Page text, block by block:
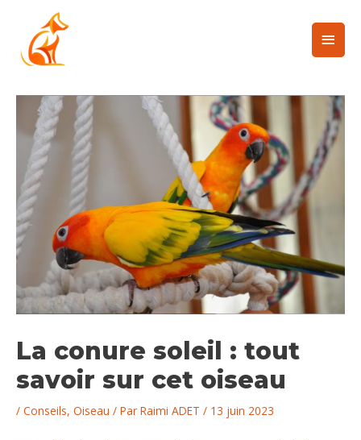
La conure soleil : tout
savoir sur cet oiseau
/ Conseils, Oiseau / Par Raimi ADET / 13 juin 2023